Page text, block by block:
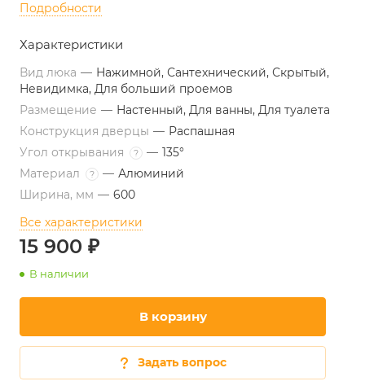
Подробности
Характеристики
Вид люка — Нажимной, Сантехнический, Скрытый,
Невидимка, Для больший проемов
Размещение — Настенный, Для ванны, Для туалета
Конструкция дверцы — Распашная
Угол открывания
? — 135°
Материал
? — Алюминий
Ширина, мм — 600
Все характеристики
15 900 ₽
В наличии
В корзину
Задать вопрос